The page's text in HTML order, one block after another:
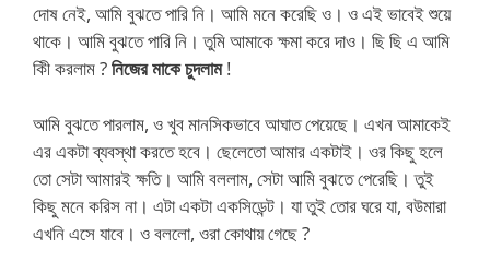
দোষ নেই, আমি বুঝতে পারি নি। আমি মনে করেছি ও। ও এই ভাবেই শুয়ে
থাকে। আমি বুঝতে পারি নি। তুমি আমাকে ক্ষমা করে দাও। ছি ছি এ আমি
কিী করলাম ?নিজের মাকে চুদলাম!
আমি বুঝতে পারলাম, ও খুব মানসিকভাবে আঘাত পেয়েছে। এখন আমাকেই
এর একটা ব্যবস্থা করতে হবে। ছেলেতো আমার একটাই। ওর কিছু হলে
তো সেটা আমারই ক্ষতি। আমি বললাম, সেটা আমি বুঝতে পেরেছি। তুই
কিছু মনে করিস না। এটা একটা একসিডেন্ট। যা তুই তোর ঘরে যা, বউমারা
এখনি এসে যাবে। ও বললো, ওরা কোথায় গেছে ?